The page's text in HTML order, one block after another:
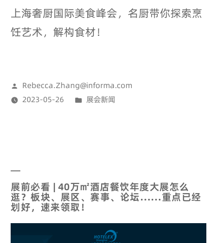
上海奢厨国际美食峰会，名厨带你探索烹
饪艺术，解构食材！
Rebecca.Zhang@informa.com
2023-05-26
展会新闻
展前必看 | 40万㎡酒店餐饮年度大展怎么
逛？板块、展区、赛事、论坛……重点已经
划好，速来领取！